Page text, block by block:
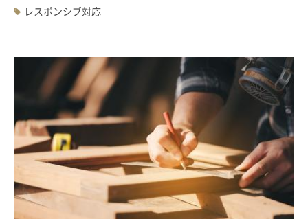
レスポンシブ対応